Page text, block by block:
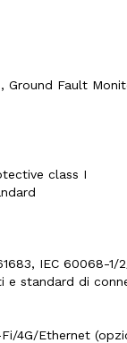
Ground Fault
class I
IEC 60068-1/
standard di
4G/Ethernet